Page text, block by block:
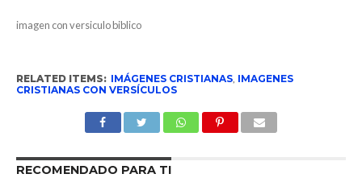
imagen con versiculo biblico
RELATED ITEMS: IMÁGENES CRISTIANAS, IMAGENES
CRISTIANAS CON VERSÍCULOS
RECOMENDADO PARA TI